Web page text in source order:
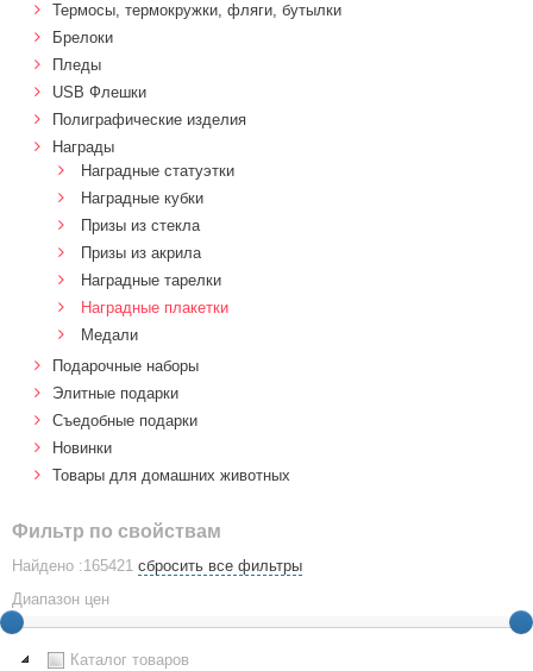
Термосы, термокружки, фляги, бутылки
Брелоки
Пледы
USB Флешки
Полиграфические изделия
Награды
Наградные статуэтки
Наградные кубки
Призы из стекла
Призы из акрила
Наградные тарелки
Наградные плакетки
Медали
Подарочные наборы
Элитные подарки
Cъедобные подарки
Новинки
Товары для домашних животных
Фильтр по свойствам
Найдено :165421 сбросить все фильтры
Диапазон цен
Каталог товаров